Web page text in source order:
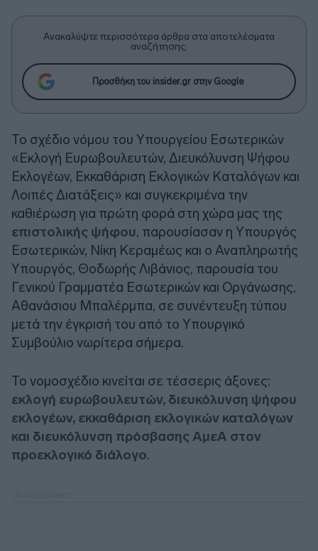
Ανακαλύψτε περισσότερα άρθρα στα αποτελέσματα
αναζήτησης.
Προσθήκη του insider.gr στην Google
Το σχέδιο νόμου του Υπουργείου Εσωτερικών
«Εκλογή Ευρωβουλευτών, Διευκόλυνση Ψήφου
Εκλογέων, Εκκαθάριση Εκλογικών Καταλόγων και
Λοιπές Διατάξεις» και συγκεκριμένα την
καθιέρωση για πρώτη φορά στη χώρα μας της
επιστολικής ψήφου, παρουσίασαν η Υπουργός
Εσωτερικών, Νίκη Κεραμέως και ο Αναπληρωτής
Υπουργός, Θοδωρής Λιβάνιος, παρουσία του
Γενικού Γραμματέα Εσωτερικών και Οργάνωσης,
Αθανάσιου Μπαλέρμπα, σε συνέντευξη τύπου
μετά την έγκρισή του από το Υπουργικό
Συμβούλιο νωρίτερα σήμερα.
Το νομοσχέδιο κινείται σε τέσσερις άξονες:
εκλογή ευρωβουλευτών, διευκόλυνση ψήφου
εκλογέων, εκκαθάριση εκλογικών καταλόγων
και διευκόλυνση πρόσβασης ΑμεΑ στον
προεκλογικό διάλογο.